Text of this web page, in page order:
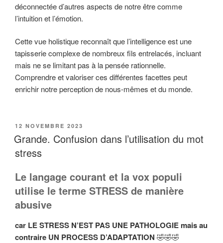
déconnectée d’autres aspects de notre être comme
l’intuition et l’émotion.
Cette vue holistique reconnaît que l’intelligence est une
tapisserie complexe de nombreux fils entrelacés, incluant
mais ne se limitant pas à la pensée rationnelle.
Comprendre et valoriser ces différentes facettes peut
enrichir notre perception de nous-mêmes et du monde.
PUBLIÉ
LE
12 NOVEMBRE 2023
Grande. Confusion dans l’utilisation du mot
stress
Le langage courant et la vox populi
utilise le terme STRESS de manière
abusive
car LE STRESS N’EST PAS UNE PATHOLOGIE mais au
contraire UN PROCESS D’ADAPTATION 🤣🤣🤣